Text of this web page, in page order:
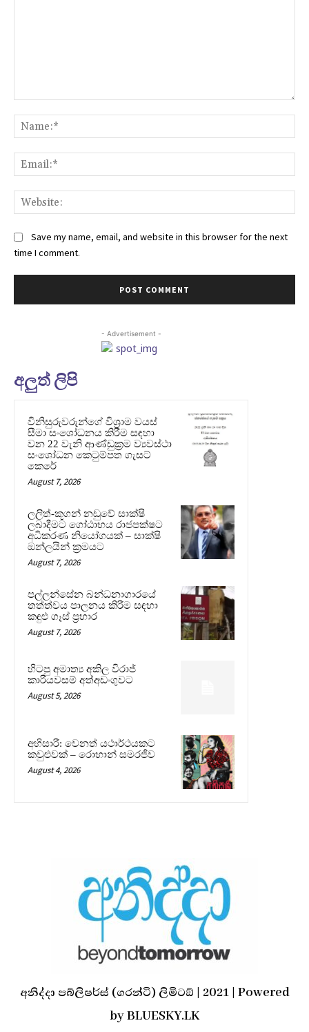
Save my name, email, and website in this browser for the next
time I comment.
- Advertisement -
අලුත් ලිපි
විනිසුරුවරුන්ගේ විශ්‍රාම වයස්
සීමා සංශෝධනය කිරීම සඳහා
වන 22 වැනි ආණ්ඩුක්‍රම ව්‍යවස්ථා
සංශෝධන කෙටුම්පත ගැසට්
කෙරේ
August 7, 2026
ලලිත්-කූගන් නඩුවේ සාක්ෂි
ලබාදීමට ගෝඨාභය රාජපක්ෂට
අධිකරණ නියෝගයක් – සාක්ෂි
ඔන්ලයින් ක්‍රමයට
August 7, 2026
පල්ලන්සේන බන්ධනාගාරයේ
තත්ත්වය පාලනය කිරීම සඳහා
කඳුළු ගෑස් ප්‍රහාර
August 7, 2026
හිටපු අමාත්‍ය අකිල විරාජ්
කාරියවසම් අත්අඩංගුවට
August 5, 2026
අභිසාරී: වෙනත් යථාර්ථයකට
කවුළුවක් – රොහාන් සමරජීව
August 4, 2026
අනිද්දා පබ්ලිෂර්ස් (ගරන්ටි) ලිමිටඞ් | 2021 | Powered
by BLUESKY.LK